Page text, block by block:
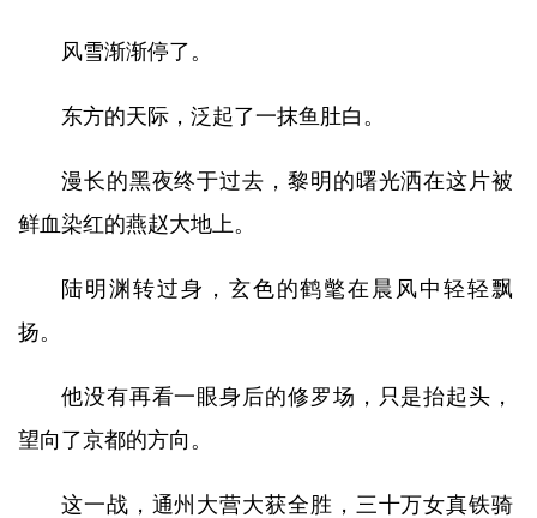
风雪渐渐停了。
东方的天际，泛起了一抹鱼肚白。
漫长的黑夜终于过去，黎明的曙光洒在这片被
鲜血染红的燕赵大地上。
陆明渊转过身，玄色的鹤氅在晨风中轻轻飘
扬。
他没有再看一眼身后的修罗场，只是抬起头，
望向了京都的方向。
这一战，通州大营大获全胜，三十万女真铁骑